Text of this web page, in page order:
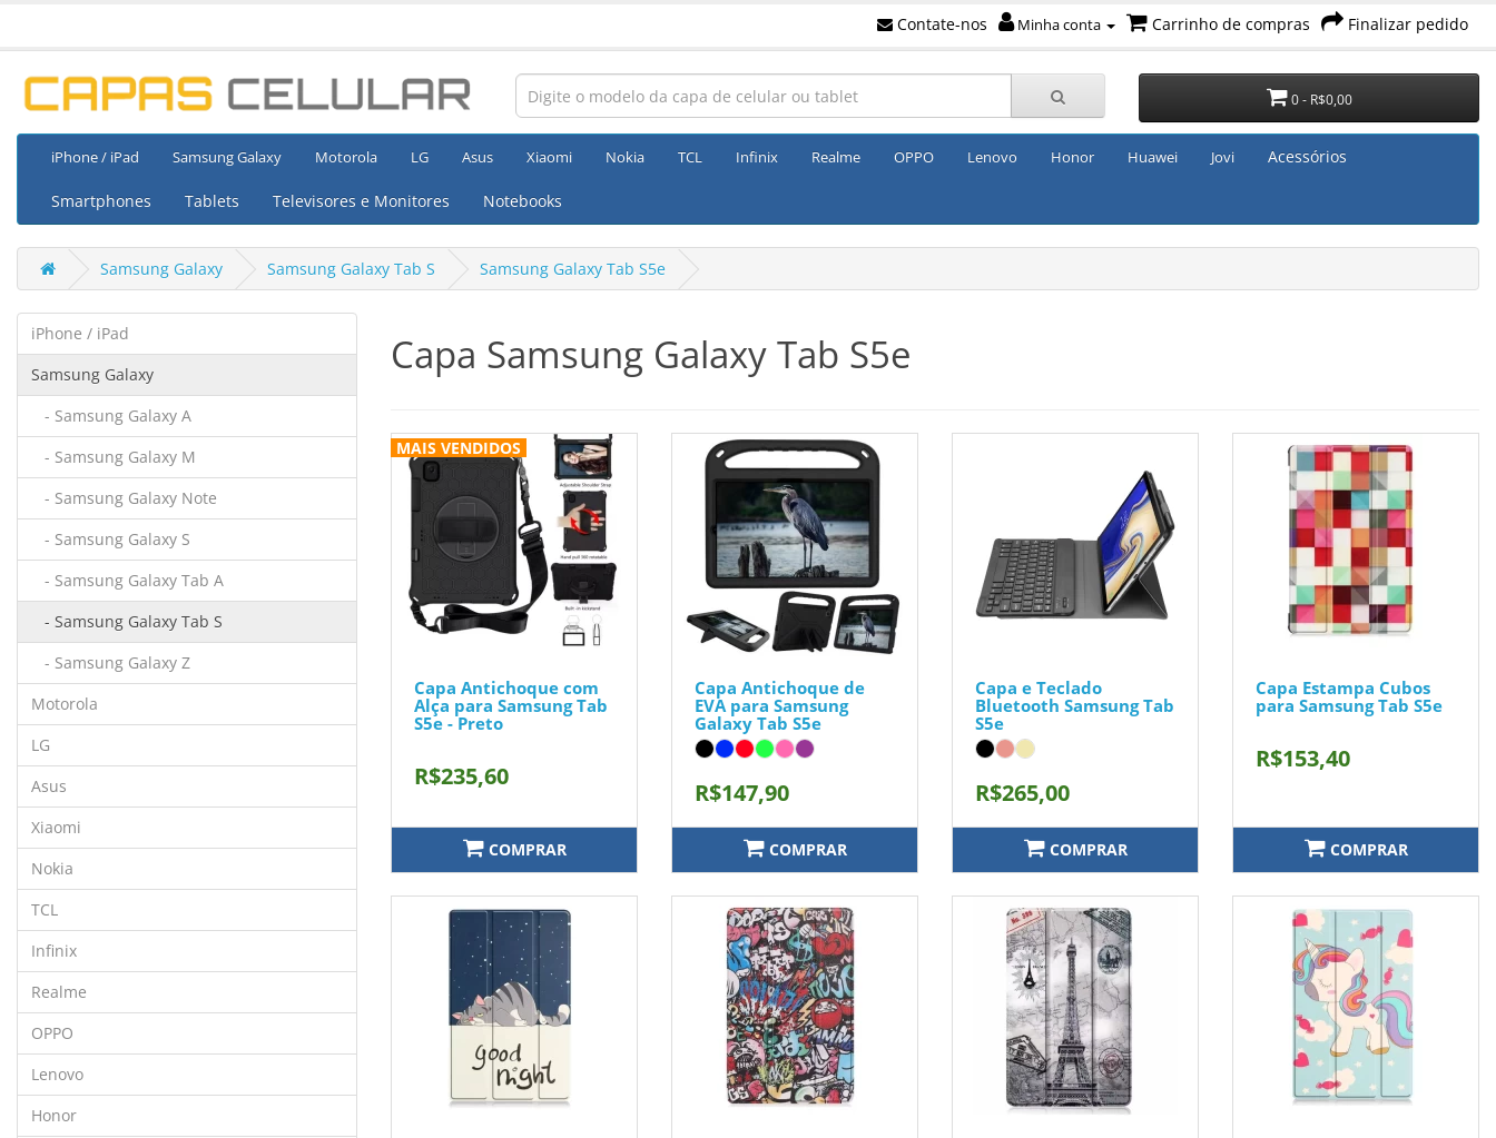
Contate-nos Minha conta Carrinho de compras Finalizar pedido
0 - R$0,00
iPhone / iPad Samsung Galaxy Motorola LG Asus Xiaomi Nokia TCL Infinix Realme OPPO Lenovo Honor Huawei Jovi Acessórios
Smartphones Tablets Televisores e Monitores Notebooks
Samsung Galaxy Samsung Galaxy Tab S Samsung Galaxy Tab S5e
iPhone / iPad
Samsung Galaxy
- Samsung Galaxy A
- Samsung Galaxy M
- Samsung Galaxy Note
- Samsung Galaxy S
- Samsung Galaxy Tab A
- Samsung Galaxy Tab S
- Samsung Galaxy Z
Motorola
LG
Asus
Xiaomi
Nokia
TCL
Infinix
Realme
OPPO
Lenovo
Honor
Capa Samsung Galaxy Tab S5e
MAIS VENDIDOS
MAIS VENDIDOS
Capa Antichoque com
Alça para Samsung Tab
S5e - Preto
R$235,60
COMPRAR
Capa Antichoque de
EVA para Samsung
Galaxy Tab S5e
R$147,90
COMPRAR
Capa e Teclado
Bluetooth Samsung Tab
S5e
R$265,00
COMPRAR
Capa Estampa Cubos
para Samsung Tab S5e
R$153,40
COMPRAR